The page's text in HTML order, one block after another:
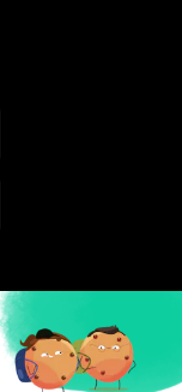
de donnée
d’exploiter les
un tiers les
sans accord